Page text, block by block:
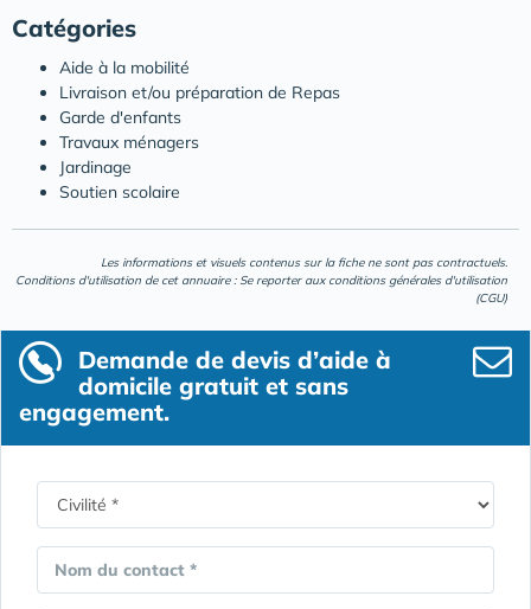
Catégories
Aide à la mobilité
Livraison et/ou préparation de Repas
Garde d'enfants
Travaux ménagers
Jardinage
Soutien scolaire
Les informations et visuels contenus sur la fiche ne sont pas contractuels.
Conditions d'utilisation de cet annuaire : Se reporter aux conditions générales d'utilisation
(CGU)
Demande de devis d’aide à
domicile gratuit et sans
engagement.
Nom du contact *